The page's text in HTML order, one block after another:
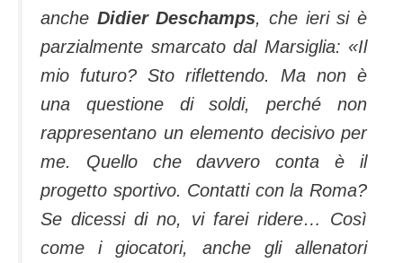
anche Didier Deschamps, che ieri si è
parzialmente smarcato dal Marsiglia: «Il
mio futuro? Sto riflettendo. Ma non è
una questione di soldi, perché non
rappresentano un elemento decisivo per
me. Quello che davvero conta è il
progetto sportivo. Contatti con la Roma?
Se dicessi di no, vi farei ridere… Così
come i giocatori, anche gli allenatori